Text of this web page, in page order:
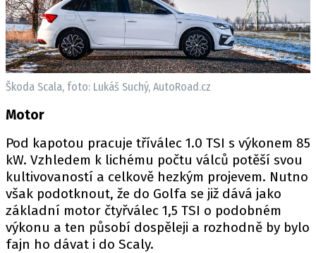
Škoda Scala, foto: Lukáš Suchý, AutoRoad.cz
Motor
Pod kapotou pracuje tříválec 1.0 TSI s výkonem 85
kW. Vzhledem k lichému počtu válců potěší svou
kultivovaností a celkově hezkým projevem. Nutno
však podotknout, že do Golfa se již dává jako
základní motor čtyřválec 1,5 TSI o podobném
výkonu a ten působí dospěleji a rozhodně by bylo
fajn ho dávat i do Scaly.